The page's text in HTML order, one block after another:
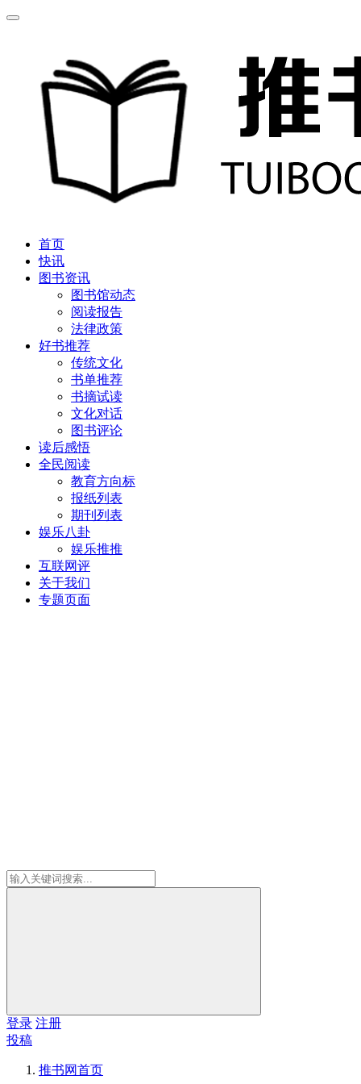
首页
快讯
图书资讯
图书馆动态
阅读报告
法律政策
好书推荐
传统文化
书单推荐
书摘试读
文化对话
图书评论
读后感悟
全民阅读
教育方向标
报纸列表
期刊列表
娱乐八卦
娱乐推推
互联网评
关于我们
专题页面
登录 注册
投稿
推书网首页